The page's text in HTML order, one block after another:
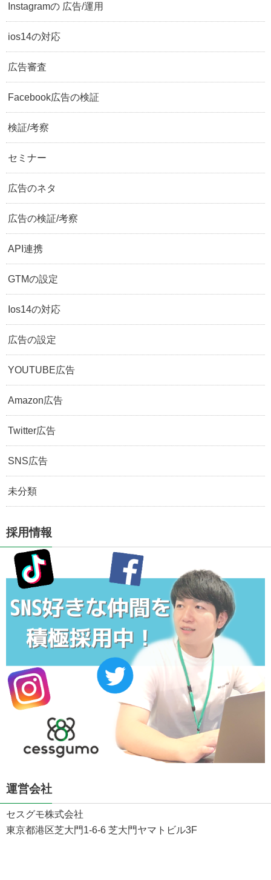
Instagramの 広告/運用
ios14の対応
広告審査
Facebook広告の検証
検証/考察
セミナー
広告のネタ
広告の検証/考察
API連携
GTMの設定
Ios14の対応
広告の設定
YOUTUBE広告
Amazon広告
Twitter広告
SNS広告
未分類
採用情報
運営会社
セスグモ株式会社
東京都港区芝大門1-6-6 芝大門ヤマトビル3F